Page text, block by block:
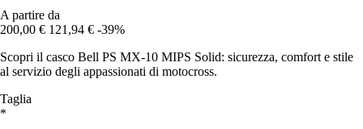
A partire da
200,00 € 121,94 € -39%
Scopri il casco Bell PS MX-10 MIPS Solid: sicurezza, comfort e stile
al servizio degli appassionati di motocross.
Taglia
*